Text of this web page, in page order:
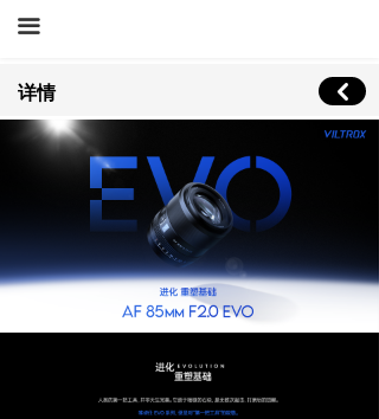
끀
详情 낒